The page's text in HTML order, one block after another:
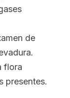
de
flora
presentes.